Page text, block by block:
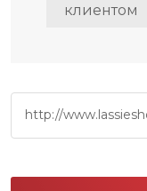
клиентом
http://